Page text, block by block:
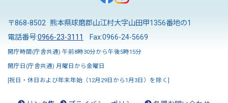
〒868-8502 熊本県球磨郡山江村大字山田甲1356番地の1
電話番号:0966-23-3111 Fax:0966-24-5669
開庁時間(庁舎共通) 午前8時30分から午後5時15分
開庁日(庁舎共通) 月曜日から金曜日
[祝日・休日および年末年始（12月29日から1月3日）を除く]